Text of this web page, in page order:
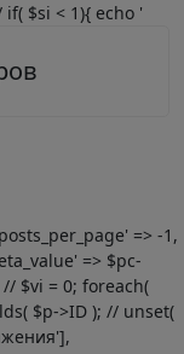
$si < 1){ echo '
=> -1,
=> $pc-
$vi = 0; foreach(
$p->ID ); // unset(